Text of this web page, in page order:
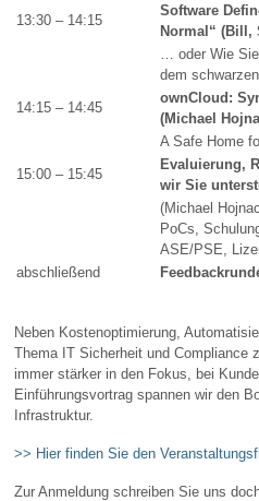
13:30 – 14:15
Software
Normal“ (Bill,
… oder Wie
dem
14:15 – 14:45
ownCloud:
(Michael
A Safe Home
15:00 – 15:45
Evaluierung,
wir Sie
(Michael
PoCs,
ASE/PSE,
abschließend
Neben Kostenoptimierung,
Thema IT Sicherheit und Compliance
immer stärker in den Fokus, bei
Einführungsvortrag spannen wir den
Infrastruktur.
>> Hier finden Sie den
Zur Anmeldung schreiben Sie uns